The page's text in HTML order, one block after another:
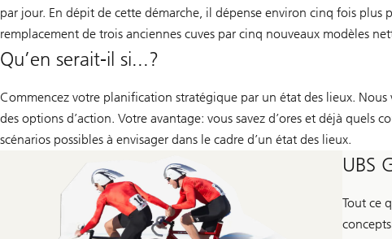
par jour. En dépit de cette démarche, il dépense environ cinq fois plus
remplacement de trois anciennes cuves par cinq nouveaux modèles
Qu’en serait-il si...?
Commencez votre planification stratégique par un état des lieux.
des options d’action. Votre avantage: vous savez d’ores et déjà
scénarios possibles à envisager dans le cadre d’un état des lieux.
UBS
Tout ce